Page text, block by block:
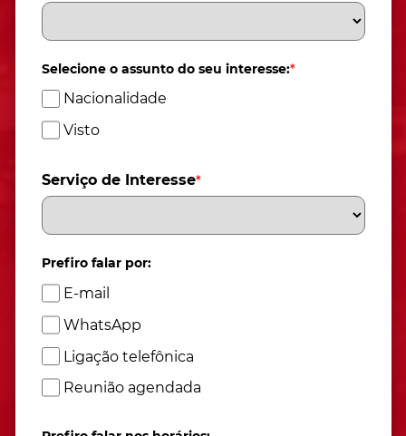
Selecione o assunto do seu interesse:*
Nacionalidade
Visto
Serviço de Interesse*
Prefiro falar por:
E-mail
WhatsApp
Ligação telefônica
Reunião agendada